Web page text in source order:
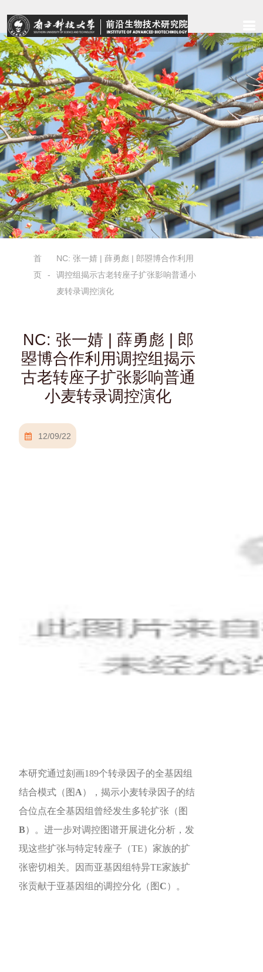
首
页
NC: 张一婧 | 薛勇彪 | 郎曌博合作利用
调控组揭示古老转座子扩张影响普通小
麦转录调控演化
NC: 张一婧 | 薛勇彪 | 郎
曌博合作利用调控组揭示
古老转座子扩张影响普通
小麦转录调控演化
12/09/22
本研究通过刻画189个转录因子的全基因组
结合模式（图 A），揭示小麦转录因子的结
合位点在全基因组曾经发生多轮扩张（图
B）。进一步对调控图谱开展进化分析，发
现这些扩张与特定转座子（TE）家族的扩
张密切相关。因而亚基因组特异TE家族扩
张贡献于亚基因组的调控分化（图C）。